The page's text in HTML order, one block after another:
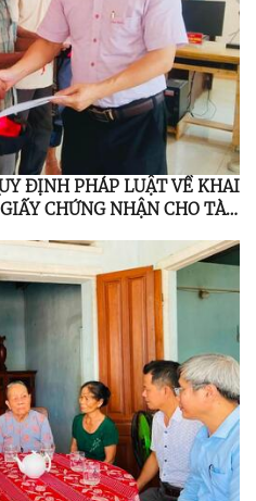
ĐỊNH PHÁP LUẬT VỀ KHAI
CHỨNG NHẬN CHO TÀU